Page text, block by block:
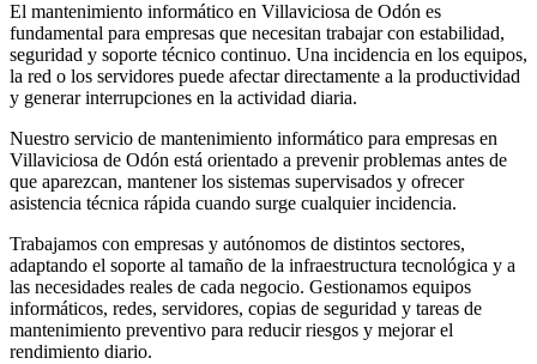
El mantenimiento informático en Villaviciosa de Odón es
fundamental para empresas que necesitan trabajar con estabilidad,
seguridad y soporte técnico continuo. Una incidencia en los equipos,
la red o los servidores puede afectar directamente a la productividad
y generar interrupciones en la actividad diaria.
Nuestro servicio de mantenimiento informático para empresas en
Villaviciosa de Odón está orientado a prevenir problemas antes de
que aparezcan, mantener los sistemas supervisados y ofrecer
asistencia técnica rápida cuando surge cualquier incidencia.
Trabajamos con empresas y autónomos de distintos sectores,
adaptando el soporte al tamaño de la infraestructura tecnológica y a
las necesidades reales de cada negocio. Gestionamos equipos
informáticos, redes, servidores, copias de seguridad y tareas de
mantenimiento preventivo para reducir riesgos y mejorar el
rendimiento diario.